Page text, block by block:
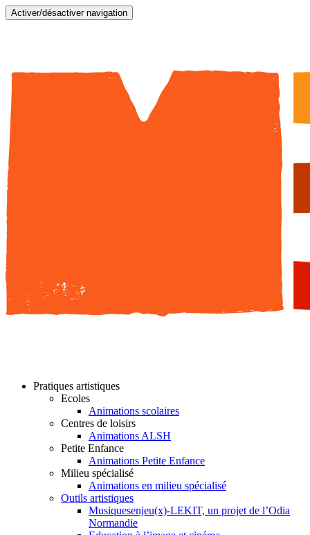
Activer/désactiver navigation
Pratiques artistiques
Ecoles
Animations scolaires
Centres de loisirs
Animations ALSH
Petite Enfance
Animations Petite Enfance
Milieu spécialisé
Animations en milieu spécialisé
Outils artistiques
Musiquesenjeu(x)-LEKIT, un projet de l’Odia
Normandie